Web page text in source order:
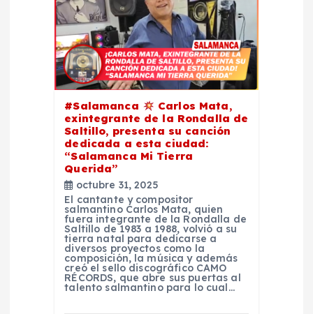
#Salamanca
Carlos Mata,
exintegrante de la Rondalla de
Saltillo, presenta su canción
dedicada a esta ciudad:
“Salamanca Mi Tierra
Querida”
octubre 31, 2025
El cantante y compositor
salmantino Carlos Mata, quien
fuera integrante de la Rondalla de
Saltillo de 1983 a 1988, volvió a su
tierra natal para dedicarse a
diversos proyectos como la
composición, la música y además
creó el sello discográfico CAMO
RÉCORDS, que abre sus puertas al
talento salmantino para lo cual…